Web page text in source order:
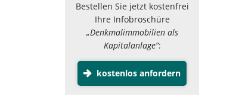
Bestellen Sie jetzt kostenfrei
Ihre Infobroschüre
„Denkmalimmobilien als
Kapitalanlage”:
kostenlos anfordern